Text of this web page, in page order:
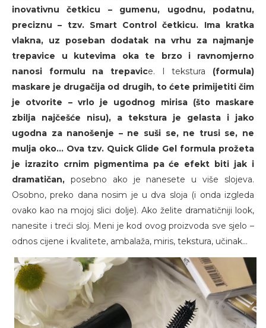
inovativnu četkicu – gumenu, ugodnu, podatnu,
preciznu – tzv. Smart Control četkicu. Ima kratka
vlakna, uz poseban dodatak na vrhu za najmanje
trepavice u kutevima oka te brzo i ravnomjerno
nanosi formulu na trepavice. I tekstura (formula)
maskare je drugačija od drugih, to ćete primijetiti čim
je otvorite – vrlo je ugodnog mirisa (što maskare
zbilja najčešće nisu), a tekstura je gelasta i jako
ugodna za nanošenje – ne suši se, ne trusi se, ne
mulja oko... Ova tzv. Quick Glide Gel formula prožeta
je izrazito crnim pigmentima pa će efekt biti jak i
dramatičan, posebno ako je nanesete u više slojeva.
Osobno, preko dana nosim je u dva sloja (i onda izgleda
ovako kao na mojoj slici dolje). Ako želite dramatičniji look,
nanesite i treći sloj. Meni je kod ovog proizvoda sve sjelo –
odnos cijene i kvalitete, ambalaža, miris, tekstura, učinak...